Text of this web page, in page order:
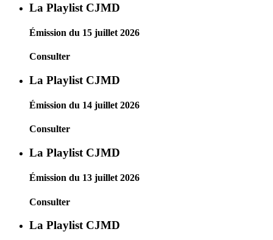
La Playlist CJMD
Émission du 15 juillet 2026
Consulter
La Playlist CJMD
Émission du 14 juillet 2026
Consulter
La Playlist CJMD
Émission du 13 juillet 2026
Consulter
La Playlist CJMD